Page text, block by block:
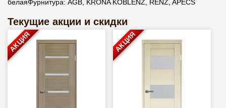
белаяФурнитура: АGB, KRONA KOBLENZ, RENZ, APECS
Текущие акции и скидки
АКЦИЯ АКЦИЯ